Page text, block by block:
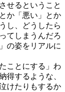
せるということ
か「悪い」とか
し、どうしたら
てしまうんだろ
の姿をリアルに
ことにする」わ
得するような、
けたりもするか